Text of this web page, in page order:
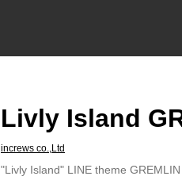
Livly Island
increws co.,Ltd
"Livly Island" LINE theme GREMLIN